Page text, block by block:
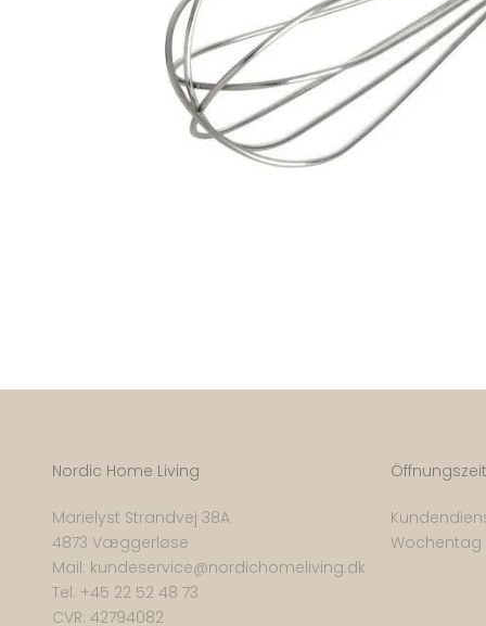
Nordic Home Living
Marielyst Strandvej 38A
4873 Væggerløse
Mail: kundeservice@nordichomeliving.dk
Tel. +45 22 52 48 73
CVR: 42794082
Wochentag